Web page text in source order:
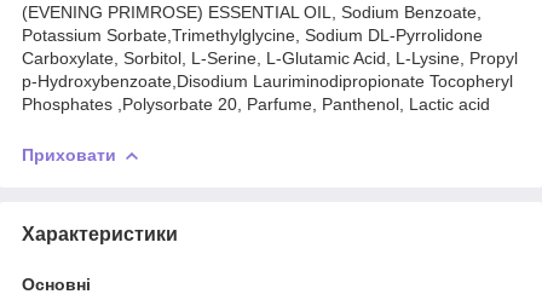
(EVENING PRIMROSE) ESSENTIAL OIL, Sodium Benzoate,
Potassium Sorbate,Trimethylglycine, Sodium DL-Pyrrolidone
Carboxylate, Sorbitol, L-Serine, L-Glutamic Acid, L-Lysine, Propyl
p-Hydroxybenzoate,Disodium Lauriminodipropionate Tocopheryl
Phosphates ,Polysorbate 20, Parfume, Panthenol, Lactic acid
Приховати
Характеристики
Основні